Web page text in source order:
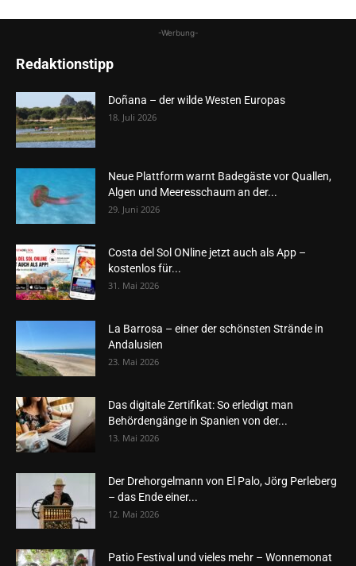
-Werbung-
Redaktionstipp
Doñana – der wilde Westen Europas
18. Juli 2026
Neue Plattform warnt Badegäste vor Quallen,
Algen und Meeresschaum an der...
29. Juni 2026
Costa del Sol ONline jetzt auch als App –
kostenlos für...
31. Mai 2026
La Barrosa – einer der schönsten Strände in
Andalusien
23. Mai 2026
Das digitale Zertifikat: So erledigt man
Behördengänge in Spanien von der...
13. Mai 2026
Der Drehorgelmann von El Palo, Jörg Perleberg
– das Ende einer...
12. Mai 2026
Patio Festival und vieles mehr – Wonnemonat